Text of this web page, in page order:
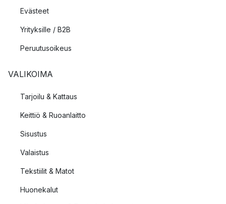
Evästeet
Yrityksille / B2B
Peruutusoikeus
VALIKOIMA
Tarjoilu & Kattaus
Keittiö & Ruoanlaitto
Sisustus
Valaistus
Tekstiilit & Matot
Huonekalut